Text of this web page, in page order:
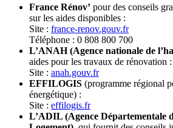
France Rénov’ pour des conseils
sur les aides disponibles :
Site : france-renov.gouv.fr
Téléphone : 0 808 800 700
L’ANAH (Agence nationale de
aides pour les travaux de rénovation :
Site : anah.gouv.fr
EFFILOGIS (programme régional
énergétique) :
Site : effilogis.fr
L’ADIL (Agence Départementale